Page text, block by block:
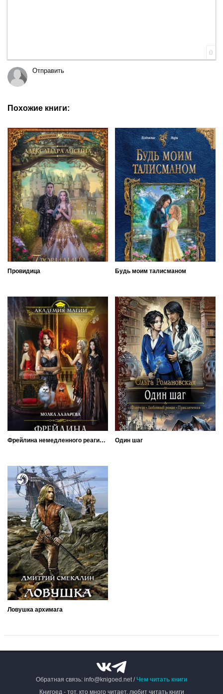
0
Отправить
Похожие книги:
Провидица Будь моим талисманом
Фрейлина немедленного реагирования Один шаг
Ловушка архимага
Обратная связь: info@knigoed.net /Чем читать книги
Книгоед - тот, кто много читает, любит читать книги